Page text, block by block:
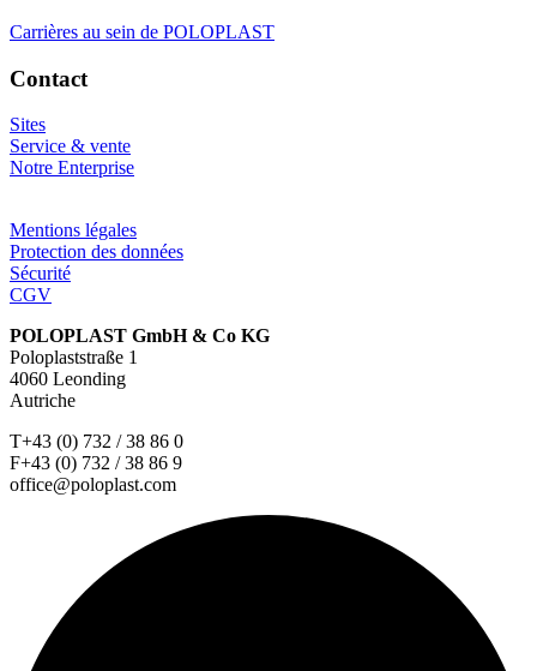
Carrières au sein de POLOPLAST
Contact
Sites
Service & vente
Notre Enterprise
Mentions légales
Protection des données
Sécurité
CGV
POLOPLAST GmbH & Co KG
Poloplaststraße 1
4060 Leonding
Autriche
T+43 (0) 732 / 38 86 0
F+43 (0) 732 / 38 86 9
office@poloplast.com